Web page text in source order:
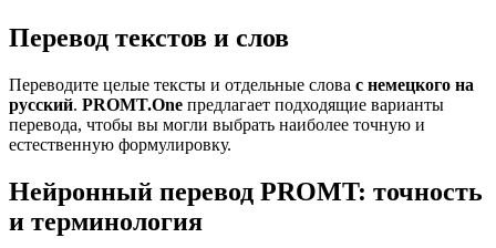
Перевод текстов и слов
Переводите целые тексты и отдельные слова с немецкого на
русский. PROMT.One предлагает подходящие варианты
перевода, чтобы вы могли выбрать наиболее точную и
естественную формулировку.
Нейронный перевод PROMT: точность
и терминология